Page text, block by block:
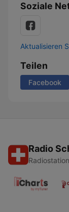
Soziale
Aktualisieren
Teilen
Facebook
Radio